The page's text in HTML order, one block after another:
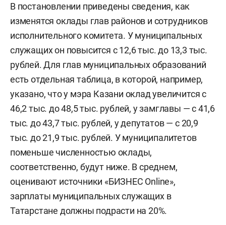
службы РТ, муниципальные служащие работают
в аппарате представительного органа,
исполнительном комитете, аппарате
исполнительного комитета, иных органах
местного самоуправления, аппарате иного
органа местного самоуправления, аппарате
избирательной комиссии. В этом тексте мы чаще
всего называем их сотрудниками исполкома.
А вот кто такие лица, замещающие
муниципальные должности? Согласно ч. 1 ст. 2
федерального закона №131-ФЗ, лицами,
замещающими муниципальную должность,
являются депутат, член выборного органа
В постановлении приведены сведения, как
изменятся оклады глав районов и сотрудников
исполнительного комитета. У муниципальных
служащих он повысится с 12,6 тыс. до 13,3 тыс.
рублей. Для глав муниципальных образований
есть отдельная таблица, в которой, например,
указано, что у мэра Казани оклад увеличится с
46,2 тыс. до 48,5 тыс. рублей, у замглавы — с 41,6
тыс. до 43,7 тыс. рублей, у депутатов — с 20,9
тыс. до 21,9 тыс. рублей. У муниципалитетов
поменьше численностью оклады,
соответственно, будут ниже. В среднем,
оценивают источники «БИЗНЕС Online»,
зарплаты муниципальных служащих в
Татарстане должны подрасти на 20%.